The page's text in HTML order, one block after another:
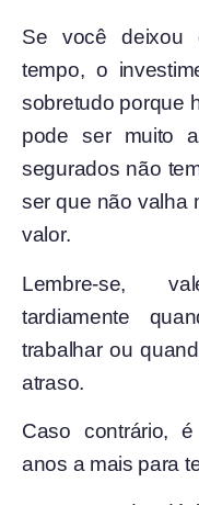
Se você deixou
tempo, o
sobretudo porque
pode ser muito
segurados não
ser que não valha
valor.
Lembre-se,
tardiamente
trabalhar ou
atraso.
Caso contrário,
anos a mais para